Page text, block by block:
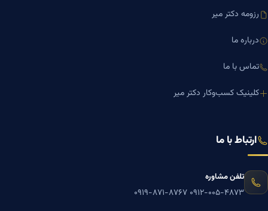
رزومه دکتر میر
درباره ما
تماس با ما
کلینیک کسب‌وکار دکتر میر
ارتباط با ما
تلفن مشاوره
۰۹۱۲-۰۰۵-۴۸۷۳ ۰۹۱۹-۸۷۱-۸۷۶۷